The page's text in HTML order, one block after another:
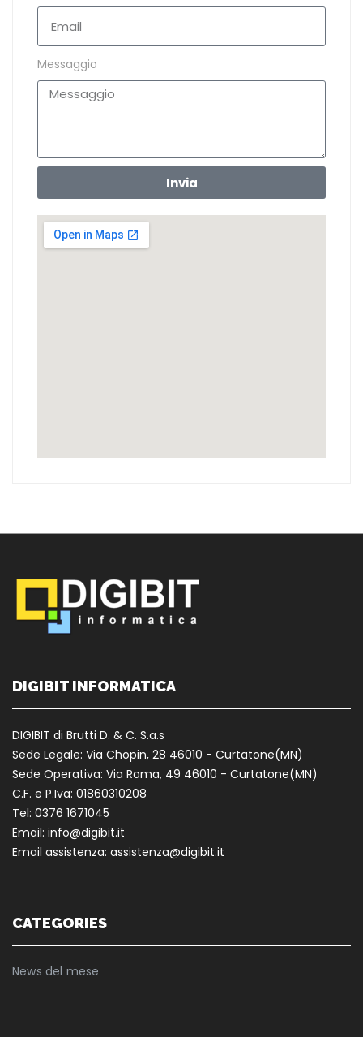
Messaggio
Invia
DIGIBIT INFORMATICA
DIGIBIT di Brutti D. & C. S.a.s
Sede Legale: Via Chopin, 28 46010 - Curtatone(MN)
Sede Operativa: Via Roma, 49 46010 - Curtatone(MN)
C.F. e P.Iva: 01860310208
Tel: 0376 1671045
Email: info@digibit.it
Email assistenza: assistenza@digibit.it
CATEGORIES
News del mese